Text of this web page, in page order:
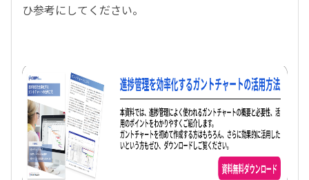
ひ参考にしてください。